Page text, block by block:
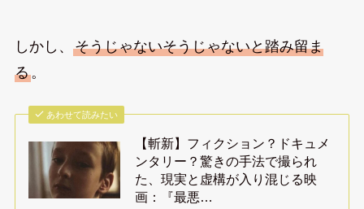
しかし、 そうじゃないそうじゃないと踏み留ま
る。
あわせて読みたい
【斬新】フィクション？ドキュメ
ンタリー？驚きの手法で撮られ
た、現実と虚構が入り混じる映
画：『最悪…